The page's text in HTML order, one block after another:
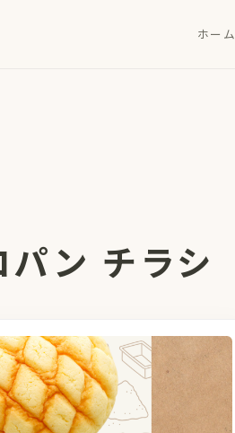
ホーム
ン チラシ